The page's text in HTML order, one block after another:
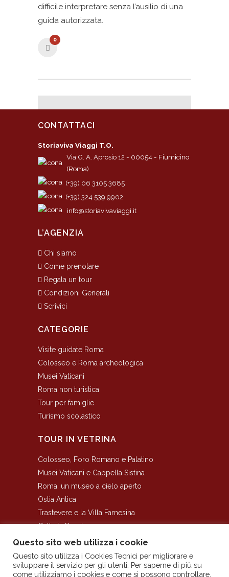
difficile interpretare senza l’ausilio di una
guida autorizzata.
0
CONTATTACI
Storiaviva Viaggi T.O.
Via G. A. Aprosio 12 - 00054 - Fiumicino
(Roma)
(+39) 06 3105 3685
(+39) 324 539 9902
info@storiavivaviaggi.it
L’AGENZIA
Chi siamo
Come prenotare
Regala un tour
Condizioni Generali
Scrivici
CATEGORIE
Visite guidate Roma
Colosseo e Roma archeologica
Musei Vaticani
Roma non turistica
Tour per famiglie
Turismo scolastico
TOUR IN VETRINA
Colosseo, Foro Romano e Palatino
Musei Vaticani e Cappella Sistina
Roma, un museo a cielo aperto
Ostia Antica
Trastevere e la Villa Farnesina
Galleria Borghese
I Sotterranei del Colosseo
Questo sito web utilizza i cookie
Questo sito utilizza i Cookies Tecnici per migliorare e
sviluppare il servizio per gli utenti. Per saperne di più su
come utilizziamo i cookies e come si possono controllare,